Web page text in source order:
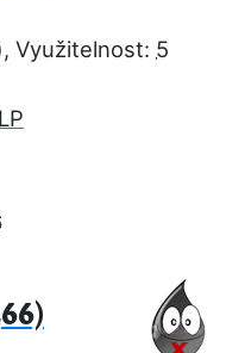
, Využitelnost: 5